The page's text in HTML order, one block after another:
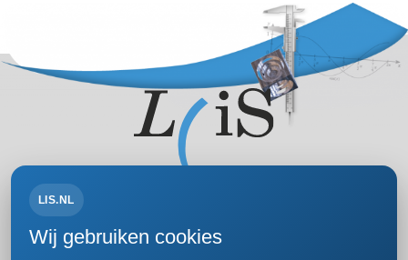
Volg ons op:
LIS.NL
Wij gebruiken cookies